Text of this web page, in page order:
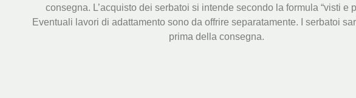
consegna. L’acquisto dei serbatoi si intende secondo la formula “visti e
Eventuali lavori di adattamento sono da offrire separatamente. I serbatoi
prima della consegna.